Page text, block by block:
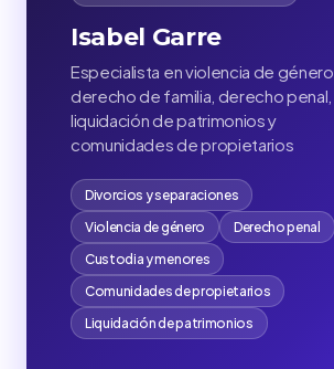
Isabel Garre
Especialista en violencia de género,
derecho de familia, derecho penal,
liquidación de patrimonios y
comunidades de propietarios
Divorcios y separaciones
Violencia de género
Derecho penal
Custodia y menores
Comunidades de propietarios
Liquidación de patrimonios